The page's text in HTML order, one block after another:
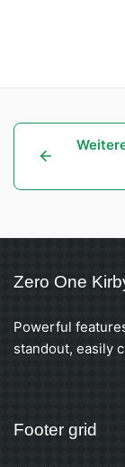
Zero One
Powerful
standout, easily
Footer grid